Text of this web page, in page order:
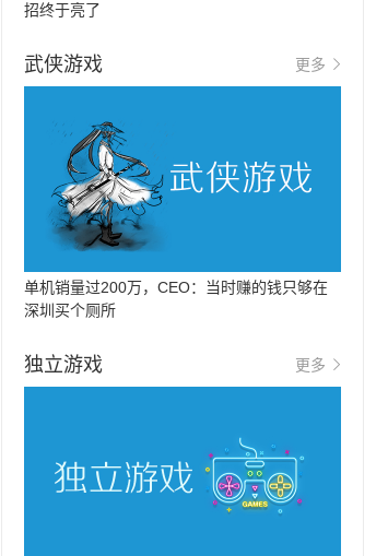
招终于亮了
武侠游戏 更多
单机销量过200万，CEO：当时赚的钱只够在
深圳买个厕所
独立游戏 更多